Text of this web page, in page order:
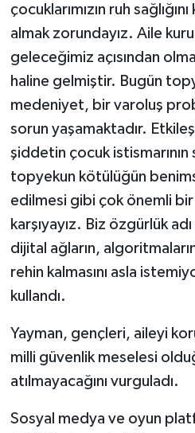
çocuklarımızın ruh
almak zorundayız. Aile
geleceğimiz açısından
haline gelmiştir. Bugün
medeniyet, bir varoluş
sorun yaşamaktadır.
şiddetin çocuk istismarının
topyekun kötülüğün
edilmesi gibi çok önemli
karşıyayız. Biz özgürlük
dijital ağların,
rehin kalmasını asla
kullandı.
Yayman, gençleri, aileyi
milli güvenlik meselesi
atılmayacağını vurguladı.
Sosyal medya ve oyun